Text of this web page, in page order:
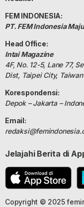
FEM INDONESIA:
PT. FEM Indonesia Maju
Head Office:
Intai Magazine
4F, No. 12-5, Lane 77,
Dist, Taipei City, Taiwan
Korespondensi:
Depok – Jakarta –
Email:
Jelajahi Berita di
Copyright © 2025